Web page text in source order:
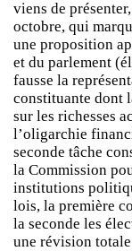
viens de
octobre, qui
une proposition
et du parlement
fausse la
constituante dont
sur les richesses
l’oligarchie
seconde tâche
la Commission
institutions
lois, la première
la seconde les
une révision